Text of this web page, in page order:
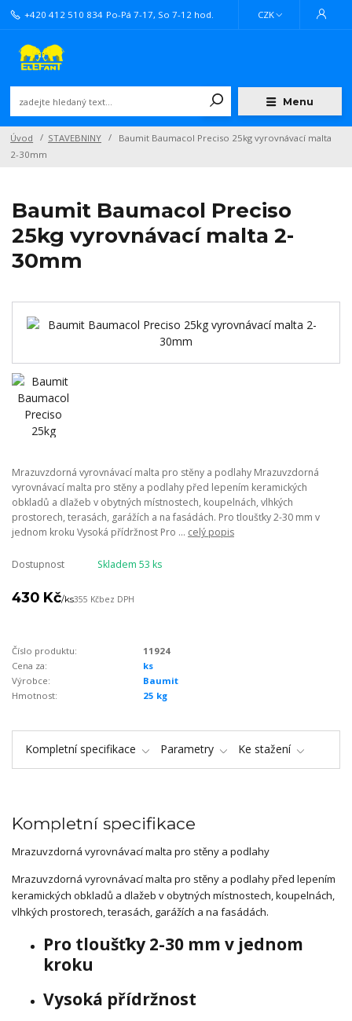
Menu
CZK
+420 412 510 834 Po-Pá 7-17, So 7-12 hod.
Úvod STAVEBNINY
Baumit Baumacol Preciso 25kg vyrovnávací malta
2-30mm
Baumit Baumacol Preciso
25kg vyrovnávací malta 2-
30mm
Mrazuvzdorná vyrovnávací malta pro stěny a podlahy Mrazuvzdorná
vyrovnávací malta pro stěny a podlahy před lepením keramických
obkladů a dlažeb v obytných místnostech, koupelnách, vlhkých
prostorech, terasách, garážích a na fasádách. Pro tloušťky 2-30 mm v
jednom kroku Vysoká přídržnost Pro ... celý popis
Dostupnost Skladem 53 ks
430 Kč/ks355 Kčbez DPH
Číslo produktu:
11924
Cena za:
ks
Výrobce:
Baumit
Hmotnost:
25 kg
Kompletní specifikace Parametry Ke stažení
Kompletní specifikace
Mrazuvzdorná vyrovnávací malta pro stěny a podlahy
Mrazuvzdorná vyrovnávací malta pro stěny a podlahy před lepením
keramických obkladů a dlažeb v obytných místnostech, koupelnách,
vlhkých prostorech, terasách, garážích a na fasádách.
Pro tloušťky 2-30 mm v jednom
kroku
Vysoká přídržnost